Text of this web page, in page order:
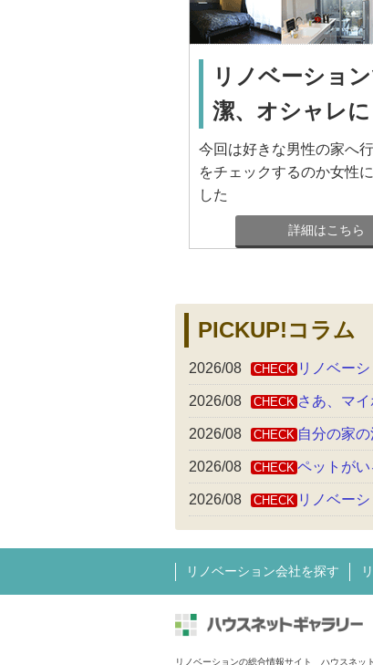
リノベーショ
潔、オシャレに
今回は好きな男性の家へ
をチェックするのか女性
した
詳細はこちら
PICKUP!コラム
2026/08 CHECK リノベー
2026/08 CHECK さあ、マ
2026/08 CHECK 自分の家
2026/08 CHECK ペットが
2026/08 CHECK リノベー
リノベーション会社を探す
リノベーションの総合情報サイト ハウスネッ